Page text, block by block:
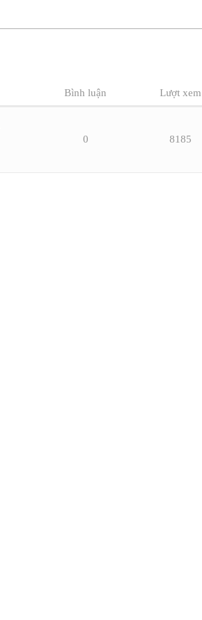
Bình luận Lượt xem
0 8185